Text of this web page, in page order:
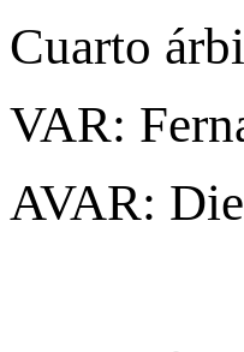
Cuarto
VAR:
AVAR: